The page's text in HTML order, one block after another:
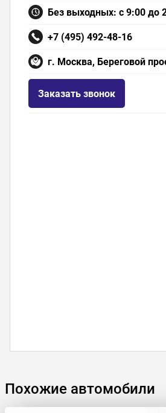
Без выходных: с 9:00 до
+7 (495) 492-48-16
г. Москва, Береговой
Заказать звонок
Похожие автомобили